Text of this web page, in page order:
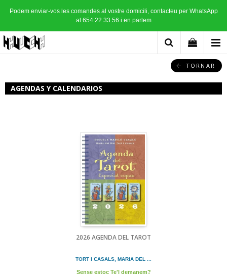
Podem enviar-vos les comandes al vostre domicili, contacteu per WhatsApp
al 654 22 33 56 i en parlem
TORNAR
AGENDAS Y CALENDARIOS
2026 AGENDA DEL TAROT
TORT I CASALS, MARIA DEL ...
Sense estoc Te'l demanem?